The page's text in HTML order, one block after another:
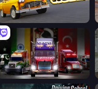
Taxi Rush
Big Euro Truck Driving